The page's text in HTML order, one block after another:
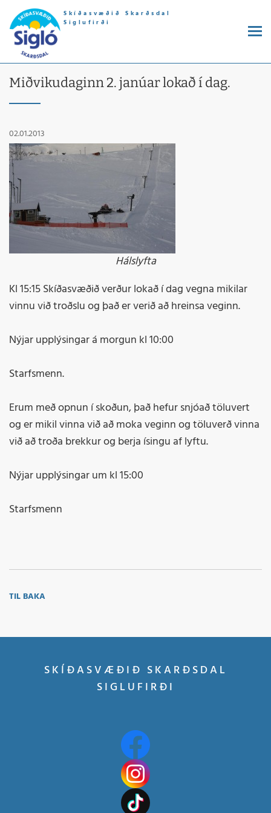
Skíðasvæðið Skarðsdal
Siglufirði
Miðvikudaginn 2. janúar lokað í dag.
02.01.2013
Hálslyfta
Kl 15:15 Skíðasvæðið verður lokað í dag vegna mikilar
vinnu við troðslu og það er verið að hreinsa veginn.
Nýjar upplýsingar á morgun kl 10:00
Starfsmenn.
Erum með opnun í skoðun, það hefur snjóað töluvert
og er mikil vinna við að moka veginn og töluverð vinna
við að troða brekkur og berja ísingu af lyftu.
Nýjar upplýsingar um kl 15:00
Starfsmenn
TIL BAKA
SKÍÐASVÆÐIÐ SKARÐSDAL
SIGLUFIRÐI